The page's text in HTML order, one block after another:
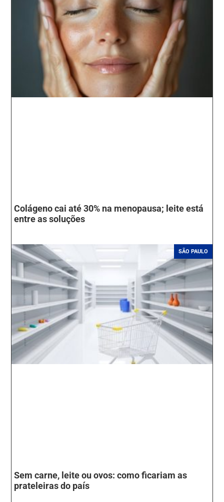
Colágeno cai até 30% na menopausa; leite está
entre as soluções
SÃO PAULO
Sem carne, leite ou ovos: como ficariam as
prateleiras do país